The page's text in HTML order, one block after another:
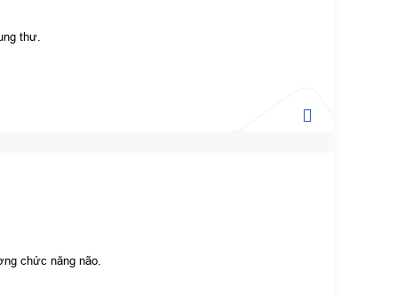
thư.
chức năng não.